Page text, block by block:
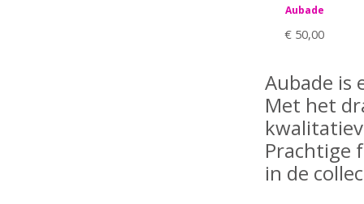
Aubade
€ 50,00
Aubade is
Met het
Prachtige
in de